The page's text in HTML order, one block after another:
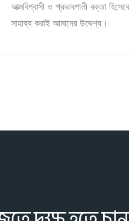
আত্মবিশ্বাসী ও প্রভাবশালী বক্তা
সাহায্য করাই আমাদের উদ্দেশ্য।